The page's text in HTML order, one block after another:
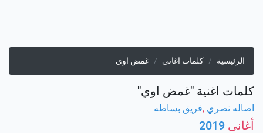
الرئيسية كلمات اغانى غمض اوي
كلمات اغنية "غمض اوي"
اصاله نصري ,فريق بساطه
أغانى